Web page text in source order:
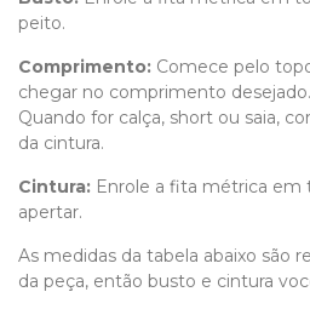
peito.
Comprimento: Comece pelo
chegar no comprimento desejado.
Quando for calça, short ou saia,
da cintura.
Cintura: Enrole a fita métrica em
apertar.
As medidas da tabela abaixo são
da peça, então busto e cintura